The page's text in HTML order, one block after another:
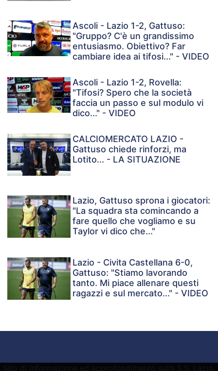
Ascoli - Lazio 1-2, Gattuso:
"Gruppo? C'è un grandissimo
entusiasmo. Obiettivo? Far
cambiare idea ai tifosi..." - VIDEO
Ascoli - Lazio 1-2, Rovella:
"Tifosi? Spero che la società
faccia un passo e sul modulo vi
dico..." - VIDEO
CALCIOMERCATO LAZIO -
Gattuso chiede rinforzi, ma
Lotito... - LA SITUAZIONE
Lazio, Gattuso sprona i giocatori:
"La squadra sta comincando a
fare quello che vogliamo e su
Taylor vi dico che..."
Lazio - Civita Castellana 6-0,
Gattuso: "Stiamo lavorando
tanto. Mi piace allenare questi
ragazzi e sul mercato..." - VIDEO